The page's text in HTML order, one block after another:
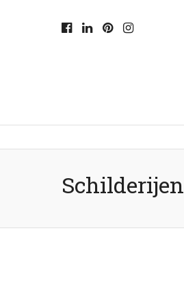
Schilderijen